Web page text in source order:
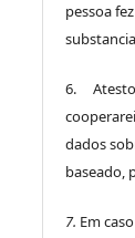
pessoa
6. Atesto
dados
baseado,
7. Em